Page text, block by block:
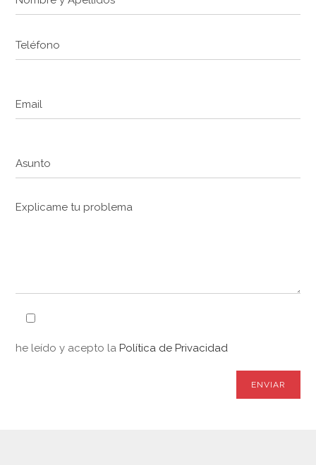
he leído y acepto la Política de Privacidad